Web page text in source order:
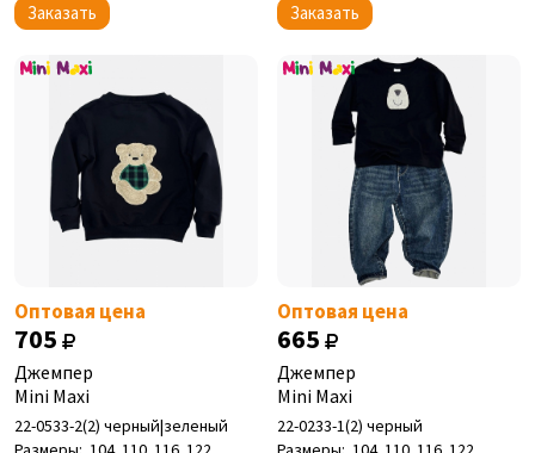
Заказать Заказать
Оптовая цена
705
Джемпер
Mini Maxi
22-0533-2(2) черный|зеленый
Оптовая цена
665
Джемпер
Mini Maxi
22-0233-1(2) черный